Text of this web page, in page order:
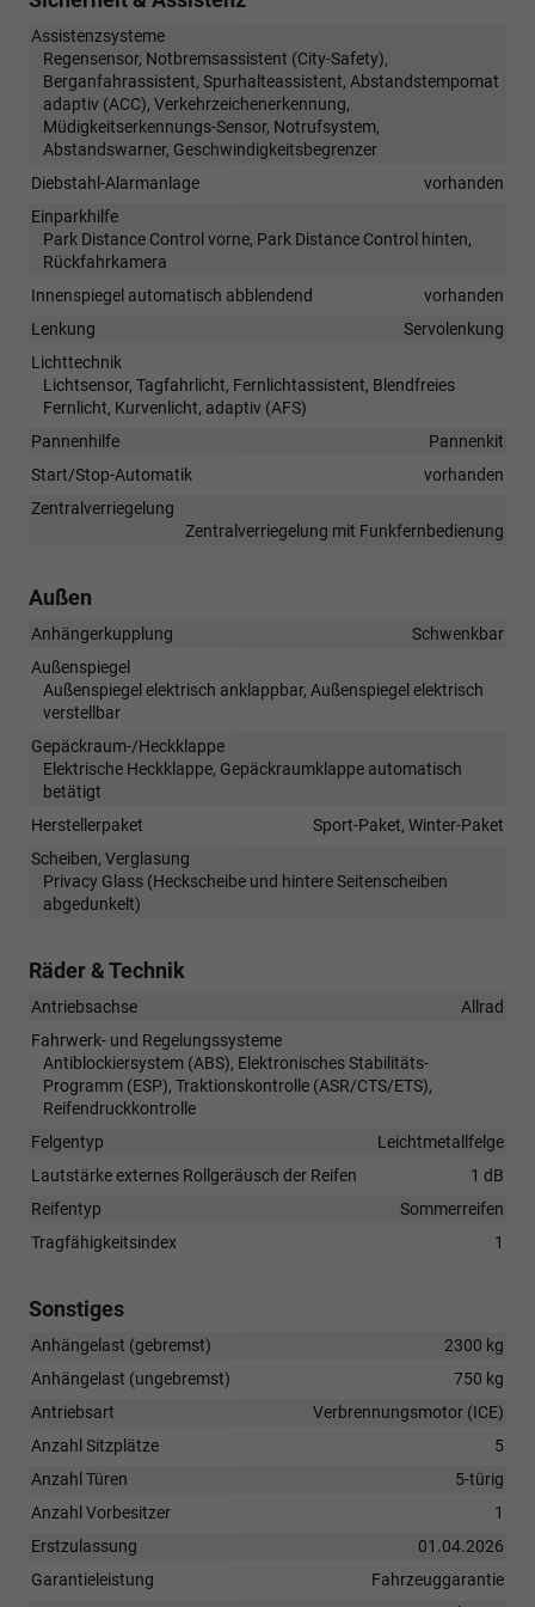
Assistenzsysteme
Regensensor, Notbremsassistent (City-Safety),
Berganfahrassistent, Spurhalteassistent, Abstandstempomat
adaptiv (ACC), Verkehrzeichenerkennung,
Müdigkeitserkennungs-Sensor, Notrufsystem,
Abstandswarner, Geschwindigkeitsbegrenzer
Diebstahl-Alarmanlage
vorhanden
Einparkhilfe
Park Distance Control vorne, Park Distance Control hinten,
Rückfahrkamera
Innenspiegel automatisch abblendend
vorhanden
Lenkung
Servolenkung
Lichttechnik
Lichtsensor, Tagfahrlicht, Fernlichtassistent, Blendfreies
Fernlicht, Kurvenlicht, adaptiv (AFS)
Pannenhilfe
Pannenkit
Start/Stop-Automatik
vorhanden
Zentralverriegelung
Zentralverriegelung mit Funkfernbedienung
Außen
Anhängerkupplung
Schwenkbar
Außenspiegel
Außenspiegel elektrisch anklappbar, Außenspiegel elektrisch
verstellbar
Gepäckraum-/Heckklappe
Elektrische Heckklappe, Gepäckraumklappe automatisch
betätigt
Herstellerpaket
Sport-Paket, Winter-Paket
Scheiben, Verglasung
Privacy Glass (Heckscheibe und hintere Seitenscheiben
abgedunkelt)
Räder & Technik
Antriebsachse
Allrad
Fahrwerk- und Regelungssysteme
Antiblockiersystem (ABS), Elektronisches Stabilitäts-
Programm (ESP), Traktionskontrolle (ASR/CTS/ETS),
Reifendruckkontrolle
Felgentyp
Leichtmetallfelge
Lautstärke externes Rollgeräusch der Reifen
1 dB
Reifentyp
Sommerreifen
Tragfähigkeitsindex
1
Sonstiges
Anhängelast (gebremst)
2300 kg
Anhängelast (ungebremst)
750 kg
Antriebsart
Verbrennungsmotor (ICE)
Anzahl Sitzplätze
5
Anzahl Türen
5-türig
Anzahl Vorbesitzer
1
Erstzulassung
01.04.2026
Garantieleistung
Fahrzeuggarantie